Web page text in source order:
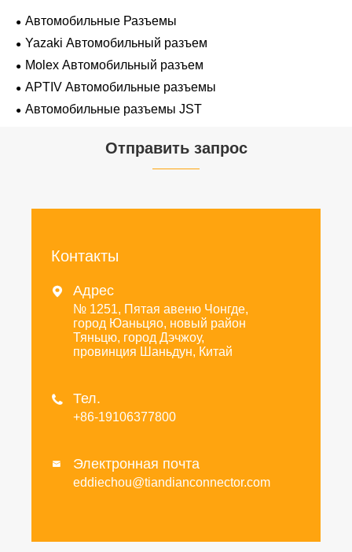
Автомобильные Разъемы
Yazaki Автомобильный разъем
Molex Автомобильный разъем
APTIV Автомобильные разъемы
Автомобильные разъемы JST
Отправить запрос
Контакты
 Адрес
№ 1251, Пятая авеню Чонгде,
город Юаньцяо, новый район
Тяньцю, город Дэчжоу,
провинция Шаньдун, Китай
 Тел.
+86-19106377800
 Электронная почта
eddiechou@tiandianconnector.com